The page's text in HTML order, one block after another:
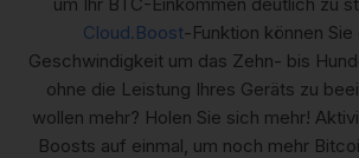
Cloud.Boost-Funktion können
Geschwindigkeit um das Zehn- bis
ohne die Leistung Ihres Geräts zu
wollen mehr? Holen Sie sich mehr!
Boosts auf einmal, um noch mehr